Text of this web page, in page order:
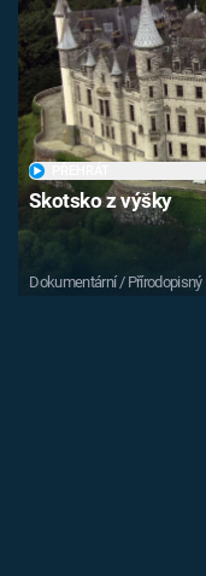
Skotsko z výšky
Dokumentární / Přírodopisný